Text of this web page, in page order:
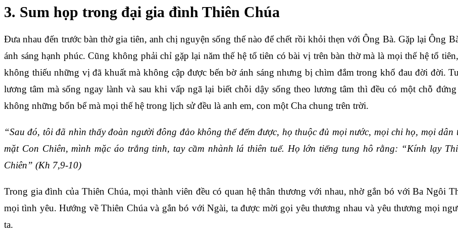
3. Sum họp trong đại gia đình Thiên Chúa
Đưa nhau đến trước bàn thờ gia tiên, anh chị nguyện sống thế nào để chết rồi khỏi thẹn với Ông Bà. Gặp lại Ông
ánh sáng hạnh phúc. Cũng không phải chỉ gặp lại năm thế hệ tổ tiên có bài vị trên bàn thờ mà là mọi thế hệ tổ
không thiếu những vị đã khuất mà không cập được bến bờ ánh sáng nhưng bị chìm đắm trong khổ đau đời đời.
lương tâm mà sống ngay lành và sau khi vấp ngã lại biết chỗi dậy sống theo lương tâm thì đều có một chỗ
không những bốn bể mà mọi thế hệ trong lịch sử đều là anh em, con một Cha chung trên trời.
“Sau đó, tôi đã nhìn thấy đoàn người đông đảo không thể đếm được, họ thuộc đủ mọi nước, mọi chi họ, mọi
mặt Con Chiên, mình mặc áo trắng tinh, tay cầm nhành lá thiên tuế. Họ lớn tiếng tung hô rằng: “Kính lạy
Chiên” (Kh 7,9-10)
Trong gia đình của Thiên Chúa, mọi thành viên đều có quan hệ thân thương với nhau, nhờ gắn bó với Ba Ngôi
mọi tình yêu. Hướng về Thiên Chúa và gắn bó với Ngài, ta được mời gọi yêu thương nhau và yêu thương mọi
ta.